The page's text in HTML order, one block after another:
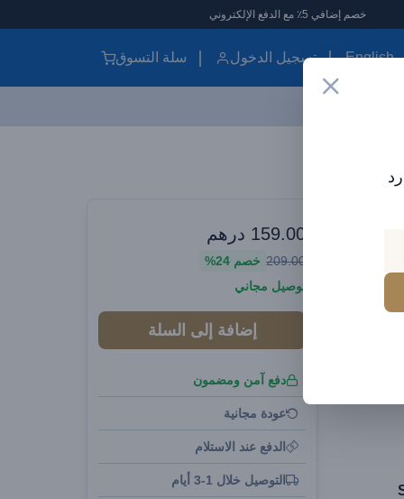
English تسجيل الدخول سلة التسوق
159.00 درهم
209.00 خصم 24%
توصيل مجاني
إضافة إلى السلة
دفع آمن ومضمون
عودة مجانية
الدفع عند الاستلام
التوصيل خلال 1-3 أيام